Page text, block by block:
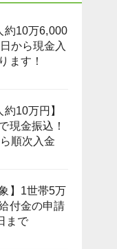
約10万6,000
から現金入
ます！
約10万円】
現金振込！
順次入金
】1世帯5万
付金の申請
まで